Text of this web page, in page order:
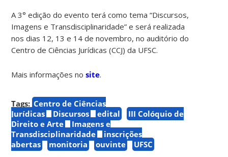
A 3° edição do evento terá como tema “Discursos,
Imagens e Transdisciplinaridade” e será realizada
nos dias 12, 13 e 14 de novembro, no auditório do
Centro de Ciências Jurídicas (CCJ) da UFSC.
Mais informações nosite.
Tags: Centro de Ciências
Jurídicas
Discursos edital
III Colóquio de
Direito e Arte
Imagens e
Transdisciplinaridade
inscrições
abertas
monitoria ouvinte UFSC